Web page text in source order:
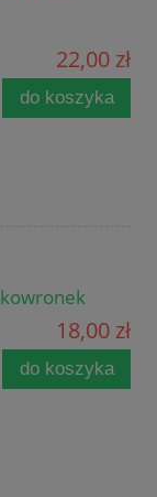
22,00 zł
do koszyka
18,00 zł
do koszyka